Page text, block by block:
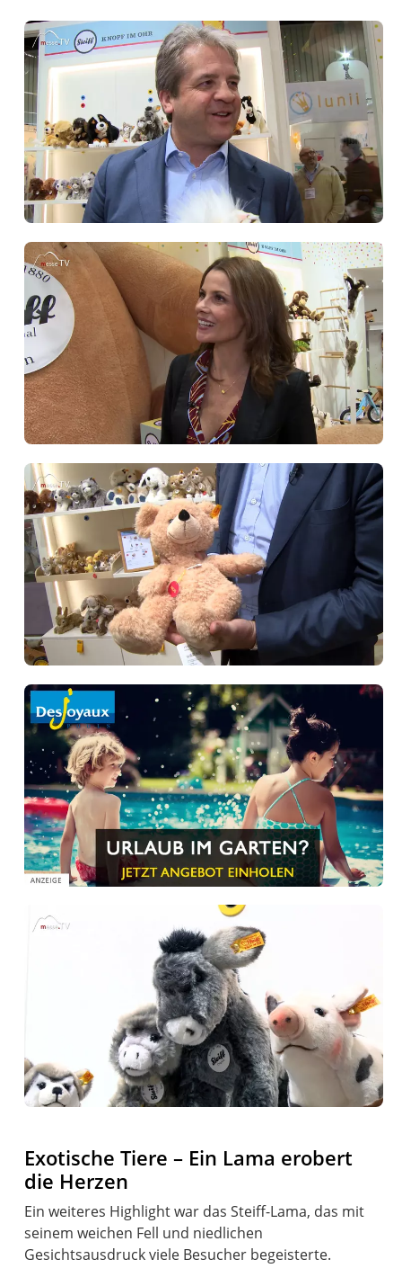
Exotische Tiere – Ein Lama erobert
die Herzen
Ein weiteres Highlight war das Steiff-Lama, das mit
seinem weichen Fell und niedlichen
Gesichtsausdruck viele Besucher begeisterte.